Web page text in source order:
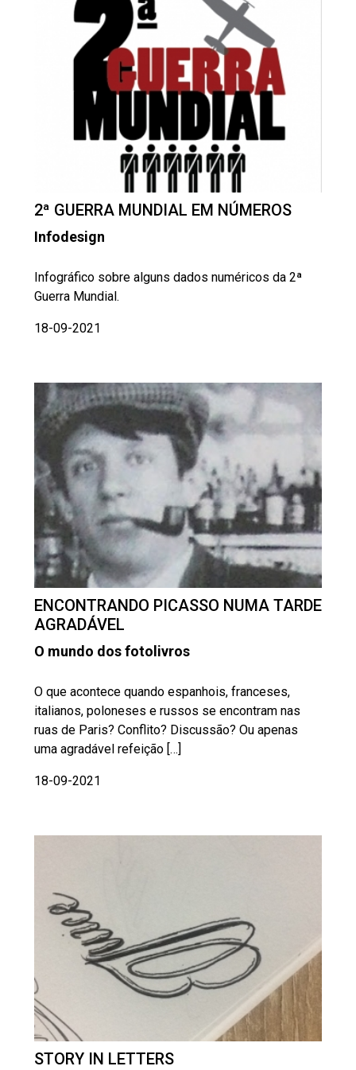
2ª GUERRA MUNDIAL EM NÚMEROS
Infodesign
Infográfico sobre alguns dados numéricos da 2ª
Guerra Mundial.
18-09-2021
ENCONTRANDO PICASSO NUMA TARDE
AGRADÁVEL
O mundo dos fotolivros
O que acontece quando espanhois, franceses,
italianos, poloneses e russos se encontram nas
ruas de Paris? Conflito? Discussão? Ou apenas
uma agradável refeição […]
18-09-2021
STORY IN LETTERS